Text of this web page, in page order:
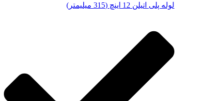
لوله پلی اتیلن 12 اینچ (315 میلیمتر)